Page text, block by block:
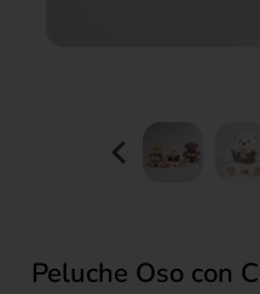
Peluche Oso con